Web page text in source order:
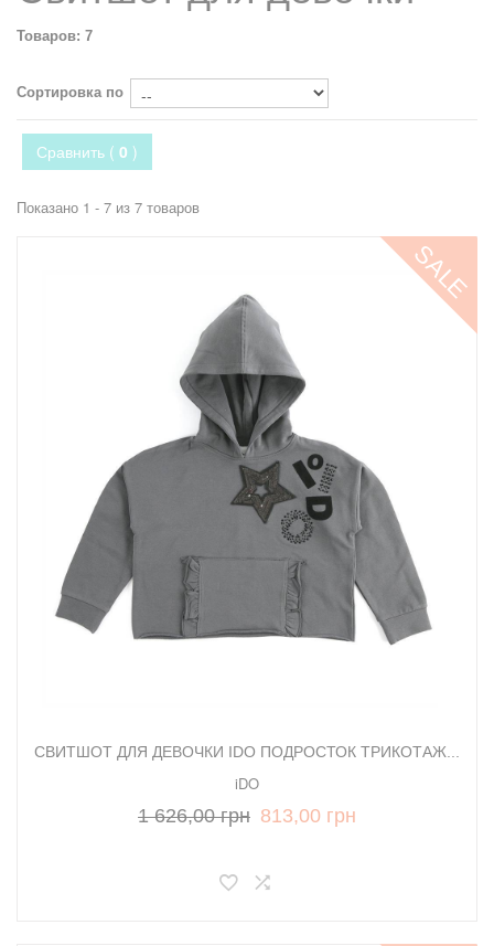
Товаров: 7
Сортировка по
Сравнить ( 0 )
Показано 1 - 7 из 7 товаров
SALE
СВИТШОТ ДЛЯ ДЕВОЧКИ IDO ПОДРОСТОК ТРИКОТАЖ...
iDO
1 626,00 грн 813,00 грн